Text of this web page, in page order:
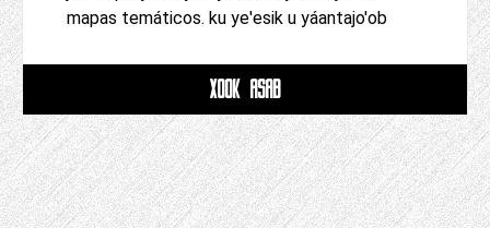
mapas temáticos. ku ye'esik u yáantajo'ob
XOOK ASAB